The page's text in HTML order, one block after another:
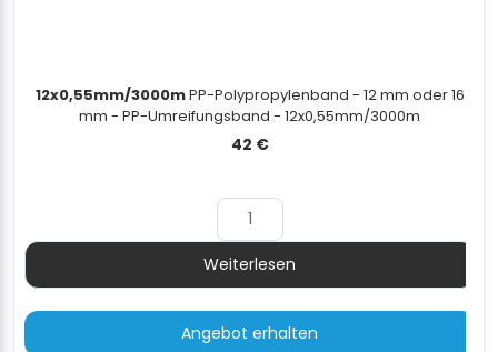
12x0,55mm/3000mPP-Polypropylenband - 12 mm oder 16
mm - PP-Umreifungsband - 12x0,55mm/3000m
42 €
Menge
Weiterlesen
Angebot erhalten